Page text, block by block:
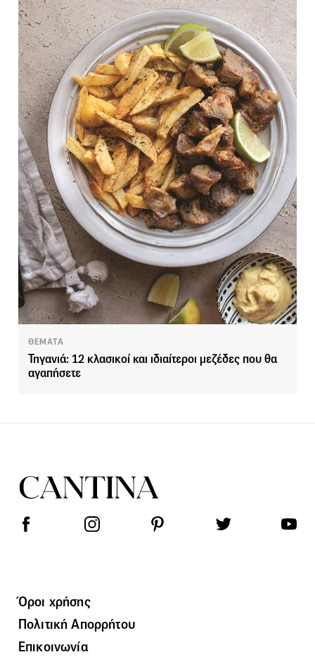
ΘΕΜΑΤΑ
Τηγανιά: 12 κλασικοί και ιδιαίτεροι μεζέδες που θα
αγαπήσετε
Όροι χρήσης
Πολιτική Απορρήτου
Επικοινωνία